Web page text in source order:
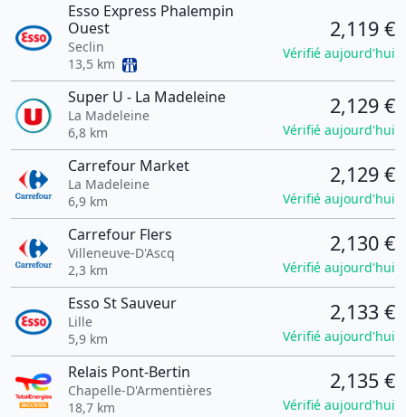
Esso Express Phalempin
Ouest
Seclin
13,5 km
2,119 €
Vérifié aujourd'hui
Super U - La Madeleine
La Madeleine
6,8 km
2,129 €
Vérifié aujourd'hui
Carrefour Market
La Madeleine
6,9 km
2,129 €
Vérifié aujourd'hui
Carrefour Flers
Villeneuve-D'Ascq
2,3 km
2,130 €
Vérifié aujourd'hui
Esso St Sauveur
Lille
5,9 km
2,133 €
Vérifié aujourd'hui
Relais Pont-Bertin
Chapelle-D'Armentières
18,7 km
2,135 €
Vérifié aujourd'hui